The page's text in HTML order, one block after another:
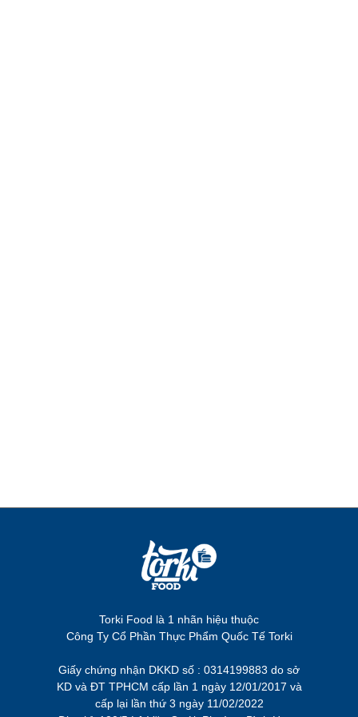
Torki Food là 1 nhãn hiệu thuộc
Công Ty Cổ Phần Thực Phẩm Quốc Tế Torki
Giấy chứng nhận DKKD số : 0314199883 do sở
KD và ĐT TPHCM cấp lần 1 ngày 12/01/2017 và
cấp lại lần thứ 3 ngày 11/02/2022